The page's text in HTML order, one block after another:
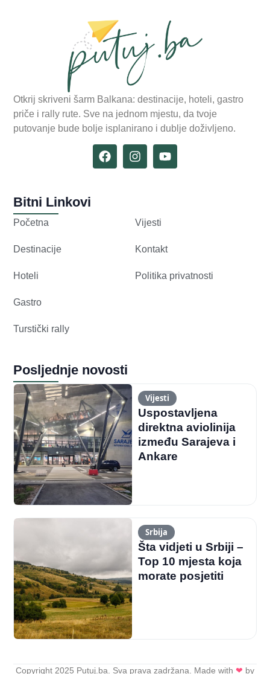
Otkrij skriveni šarm Balkana: destinacije, hoteli, gastro
priče i rally rute. Sve na jednom mjestu, da tvoje
putovanje bude bolje isplanirano i dublje doživljeno.
Bitni Linkovi
Početna
Destinacije
Hoteli
Gastro
Turstički rally
Vijesti
Kontakt
Politika privatnosti
Posljednje novosti
Vijesti
Uspostavljena
direktna aviolinija
između Sarajeva i
Ankare
Srbija
Šta vidjeti u Srbiji –
Top 10 mjesta koja
morate posjetiti
Copyright 2025 Putuj.ba. Sva prava zadržana. Made with ❤ by